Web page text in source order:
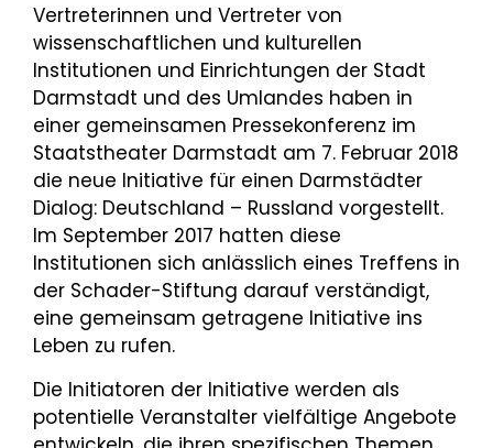
Vertreterinnen und Vertreter von
wissenschaftlichen und kulturellen
Institutionen und Einrichtungen der Stadt
Darmstadt und des Umlandes haben in
einer gemeinsamen Pressekonferenz im
Staatstheater Darmstadt am 7. Februar 2018
die neue Initiative für einen Darmstädter
Dialog: Deutschland – Russland vorgestellt.
Im September 2017 hatten diese
Institutionen sich anlässlich eines Treffens in
der Schader-Stiftung darauf verständigt,
eine gemeinsam getragene Initiative ins
Leben zu rufen.
Die Initiatoren der Initiative werden als
potentielle Veranstalter vielfältige Angebote